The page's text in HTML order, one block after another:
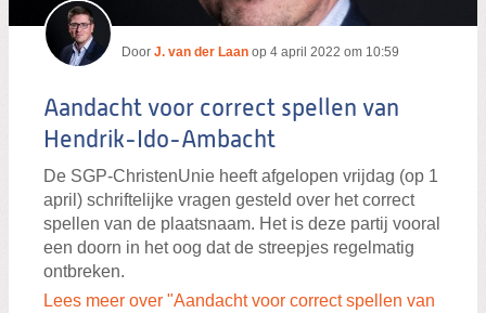
Door J. van der Laan op 4 april 2022 om 10:59
Aandacht voor correct spellen van
Hendrik-Ido-Ambacht
De SGP-ChristenUnie heeft afgelopen vrijdag (op 1
april) schriftelijke vragen gesteld over het correct
spellen van de plaatsnaam. Het is deze partij vooral
een doorn in het oog dat de streepjes regelmatig
ontbreken.
Lees meer over "Aandacht voor correct spellen van